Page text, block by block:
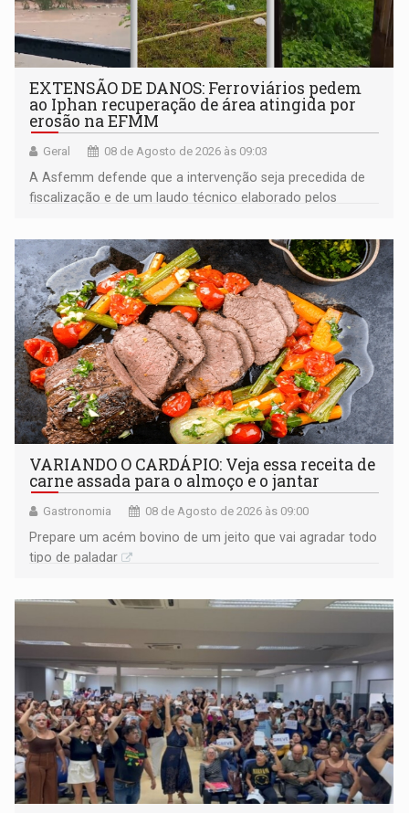
EXTENSÃO DE DANOS: Ferroviários pedem
ao Iphan recuperação de área atingida por
erosão na EFMM
Geral 08 de Agosto de 2026 às 09:03
A Asfemm defende que a intervenção seja precedida de
fiscalização e de um laudo técnico elaborado pelos
VARIANDO O CARDÁPIO: Veja essa receita de
carne assada para o almoço e o jantar
Gastronomia 08 de Agosto de 2026 às 09:00
Prepare um acém bovino de um jeito que vai agradar todo
tipo de paladar